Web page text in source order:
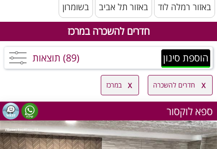
באזור רמלה לוד באזור תל אביב בשומרון
חדרים להשכרה במרכז
הוספת סינון (89) תוצאות
חדרים להשכרה במרכז
ספא לוקסור